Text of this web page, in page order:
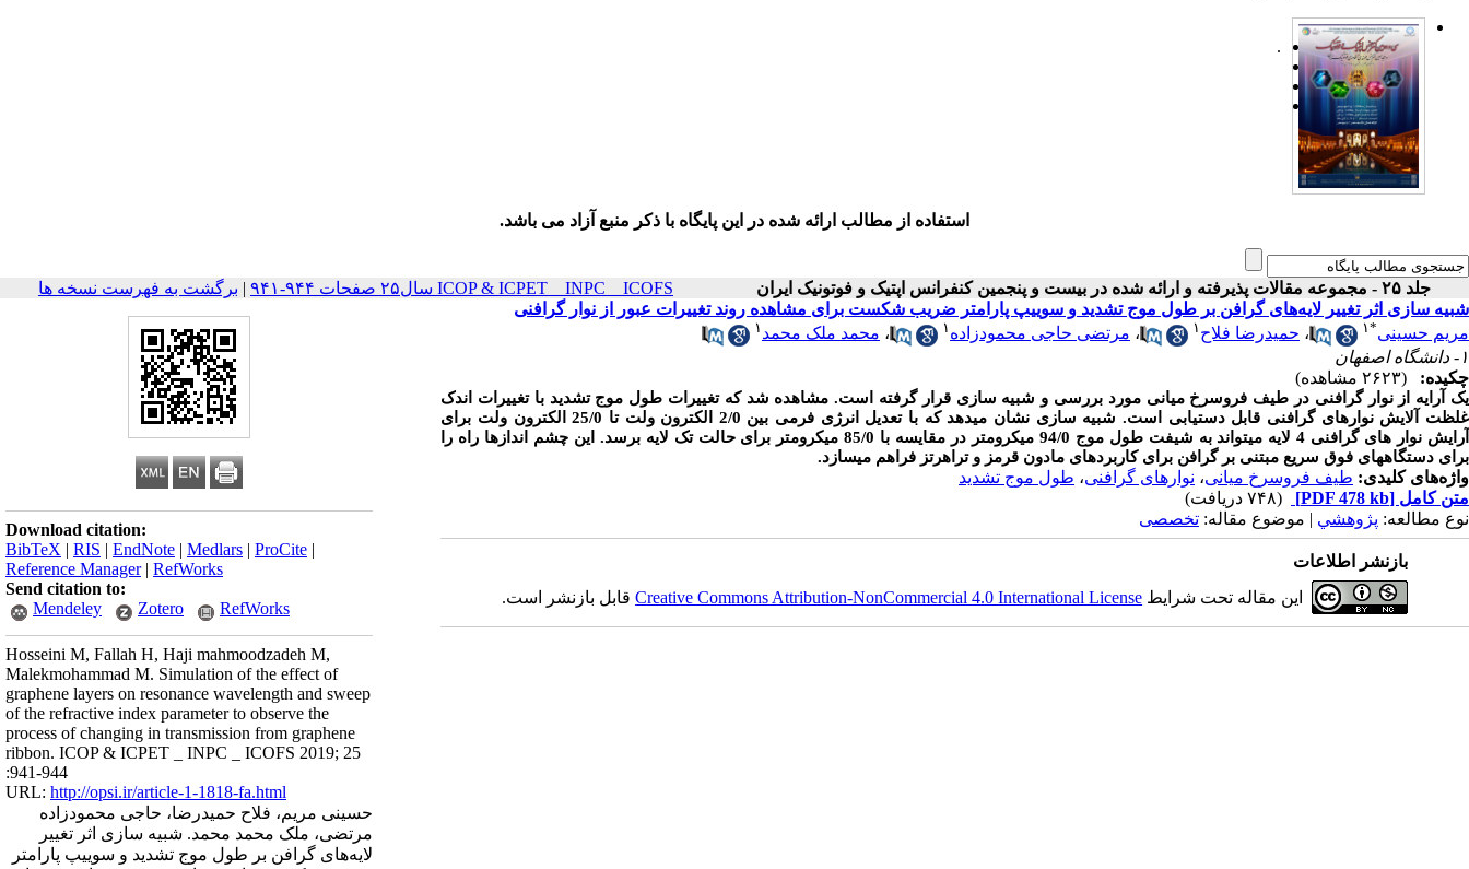
.
استفاده از مطالب ارائه شده در این پایگاه با ذکر منبع آزاد می باشد.
جلد ۲۵ - مجموعه مقالات پذیرفته و ارائه شده در بیست و پنجمین کنفرانس اپتیک و فوتونیک ایران ICOP & ICPET _ INPC _ ICOFS سال۲۵ صفحات ۹۴۴-۹۴۱ | برگشت به فهرست نسخه ها
Download citation:
BibTeX | RIS | EndNote | Medlars | ProCite |
Reference Manager| RefWorks
Send citation to:
Mendeley
Zotero RefWorks
Hosseini M, Fallah H, Haji mahmoodzadeh M,
Malekmohammad M. Simulation of the effect of
graphene layers on resonance wavelength and sweep
of the refractive index parameter to observe the
process of changing in transmission from graphene
ribbon. ICOP & ICPET _ INPC _ ICOFS 2019; 25
:941-944
URL: http://opsi.ir/article-1-1818-fa.html
حسینی مریم، فلاح حمیدرضا، حاجی محمودزاده
مرتضی، ملک محمد محمد. شبیه سازی اثر تغییر
لایه‌های گرافن بر طول موج تشدید و سوییپ پارامتر
شبیه سازی اثر تغییر لایه‌های گرافن بر طول موج تشدید و سوییپ پارامتر ضریب شکست برای مشاهده روند تغییرات عبور از نوار گرافنی
مریم حسینی*۱ ، حمیدرضا فلاح ۱ ، مرتضی حاجی محمودزاده ۱ ، محمد ملک محمد ۱
۱- دانشگاه اصفهان
چکیده:
(۲۶۲۳ مشاهده)
یک آرایه از نوار گرافنی در طیف فروسرخ میانی مورد بررسی و شبیه سازی قرار گرفته است. مشاهده شد که تغییرات طول موج تشدید با تغییرات اندک
غلظت آلایش نوار­های گرافنی قابل دست­یابی است. شبیه سازی نشان می­دهد که با تعدیل انرژی فرمی بین 2/0 الکترون ولت تا 25/0 الکترون ولت برای
آرایش نوار های گرافنی 4 لایه می­تواند به شیفت طول موج 94/0 میکرومتر در مقایسه با 85/0 میکرومتر برای حالت تک لایه برسد. این چشم اندازها راه را
برای دستگاه­های فوق سریع مبتنی بر گرافن برای کاربردهای مادون قرمز و تراهرتز فراهم می­سازد.
واژه‌های کلیدی: طیف فروسرخ میانی، نوار‌های گرافنی، طول موج تشدید
متن کامل [PDF 478 kb]
(۷۴۸ دریافت)
نوع مطالعه: پژوهشي | موضوع مقاله: تخصصی
بازنشر اطلاعات
این مقاله تحت شرایط Creative Commons Attribution-NonCommercial 4.0 International Licenseقابل بازنشر است.